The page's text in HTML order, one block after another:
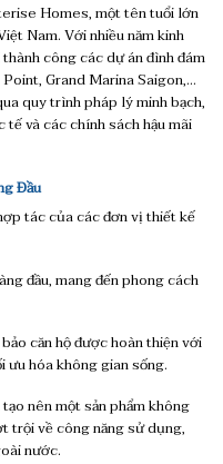
Homes, một tên tuổi lớn
Nam. Với nhiều năm kinh
công các dự án đình đám
Grand Marina Saigon,…
quy trình pháp lý minh bạch,
và các chính sách hậu mãi
Đầu
tác của các đơn vị thiết kế
đầu, mang đến phong cách
căn hộ được hoàn thiện với
ưu hóa không gian sống.
nên một sản phẩm không
trội về công năng sử dụng,
nước.